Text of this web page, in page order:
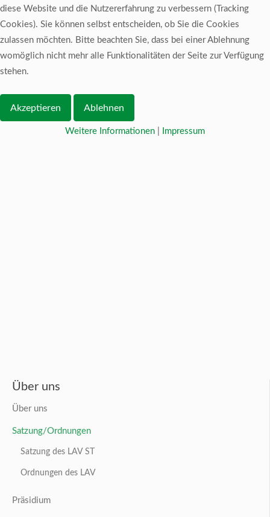
Über uns
Über uns
Satzung/Ordnungen
Satzung des LAV ST
Ordnungen des LAV
Präsidium
diese Website und die Nutzererfahrung zu verbessern (Tracking
Cookies). Sie können selbst entscheiden, ob Sie die Cookies
zulassen möchten. Bitte beachten Sie, dass bei einer Ablehnung
womöglich nicht mehr alle Funktionalitäten der Seite zur Verfügung
stehen.
Akzeptieren Ablehnen
Weitere Informationen Impressum